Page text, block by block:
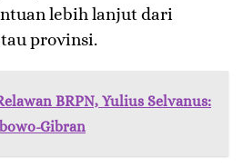
lebih lanjut dari
provinsi.
BRPN, Yulius Selvanus:
Gibran